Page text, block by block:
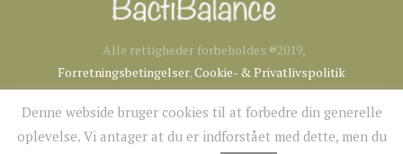
Alle rettigheder forbeholdes ®2019,
Forretningsbetingelser, Cookie- & Privatlivspolitik
Denne webside bruger cookies til at forbedre din generelle
oplevelse. Vi antager at du er indforstået med dette, men du